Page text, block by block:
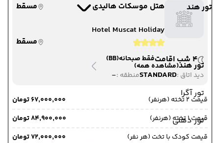
تور هند
تور هند(مشاهده همه)
تور آگرا
تور دهلی
هتل موسکات هالیدی
مسقط
Hotel Muscat Holiday
مسقط
4 شب اقامت
فقط صبحانه(BB)
دید اتاق :STANDARDمنطقه :-
قیمت 2 تخته (هرنفر)
۶۷٬۰۰۰٬۰۰۰ تومان
قیمت 1 تخته (هرنفر)
۸۴٬۹۰۰٬۰۰۰ تومان
قیمت کودک با تخت (هر نفر)
۷۲٬۰۰۰٬۰۰۰ تومان